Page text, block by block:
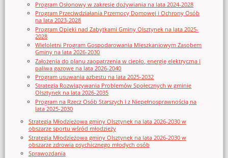
Program Osłonowy w zakresie dożywiania na lata 2024-2028
Program Przeciwdziałania Przemocy Domowej i Ochrony Osób
na lata 2023-2028
Program Opieki nad Zabytkami Gminy Olsztynek na lata 2025-
2028
Wieloletni Program Gospodarowania Mieszkaniowym Zasobem
Gminy na lata 2026-2030
Założenia do planu zaopatrzenia w ciepło, energię elektryczna i
paliwa gazowe na lata 2026-2040
Program usuwania azbestu na lata 2025-2032
Strategia Rozwiązywania Problemów Społecznych w gminie
Olsztynek na lata 2026-2035
Program na Rzecz Osób Starszych i z Niepełnosprawnością na
lata 2025-2030
Strategia Młodzieżowa gminy Olsztynek na lata 2026-2030 w
obszarze sportu wśród młodzieży
Strategia Młodzieżowa gminy Olsztynek na lata 2026-2030 w
obszarze zdrowia psychicznego młodych osób
Sprawozdania